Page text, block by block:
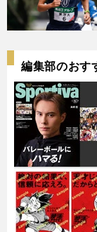
編集部のおす